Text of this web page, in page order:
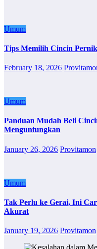
Umum
Tips Memilih Cincin
February 18, 2026
Umum
Panduan Mudah Beli
Menguntungkan
January 26, 2026 Provitamon
Umum
Tak Perlu ke Gerai, Ini
Akurat
January 19, 2026 Provitamon